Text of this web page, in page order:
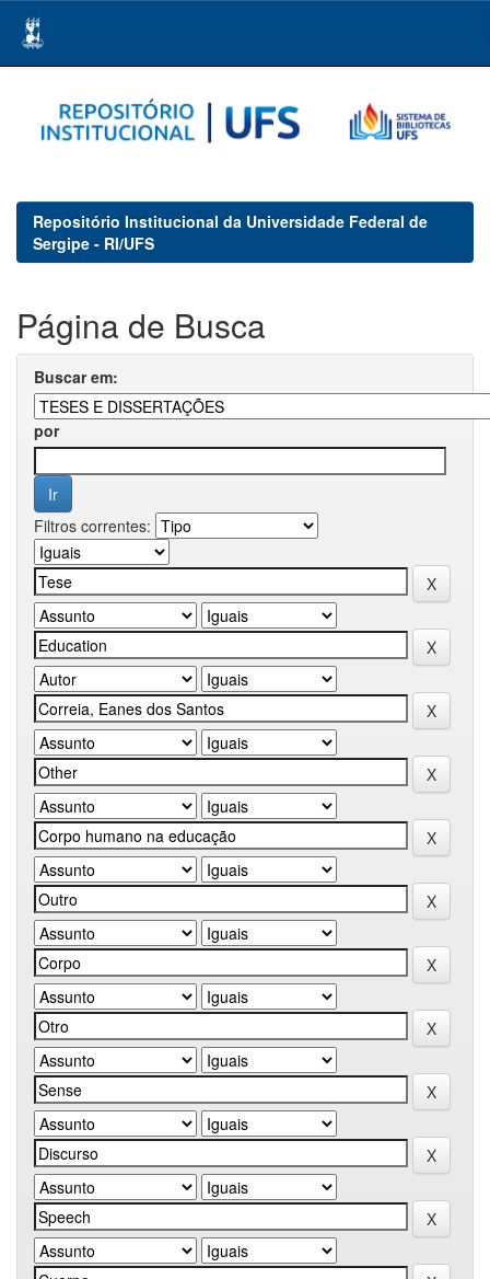
navigation
Repositório Institucional da Universidade Federal de
Sergipe - RI/UFS
Página de Busca
Buscar em:
por
Filtros correntes: